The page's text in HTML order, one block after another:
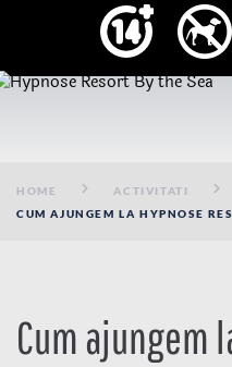
HOME
ACTIVITATI
CUM AJUNGEM LA HYPNOSE
Cum ajungem